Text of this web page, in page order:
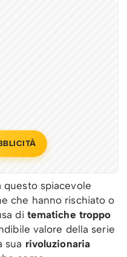
spiacevole
che hanno rischiato o
di tematiche troppo
valore della serie
sua rivoluzionaria